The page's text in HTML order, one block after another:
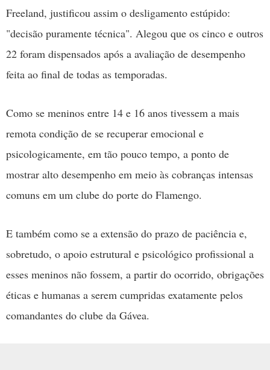
Freeland, justificou assim o desligamento estúpido:
"decisão puramente técnica". Alegou que os cinco e outros
22 foram dispensados após a avaliação de desempenho
feita ao final de todas as temporadas.
Como se meninos entre 14 e 16 anos tivessem a mais
remota condição de se recuperar emocional e
psicologicamente, em tão pouco tempo, a ponto de
mostrar alto desempenho em meio às cobranças intensas
comuns em um clube do porte do Flamengo.
E também como se a extensão do prazo de paciência e,
sobretudo, o apoio estrutural e psicológico profissional a
esses meninos não fossem, a partir do ocorrido, obrigações
éticas e humanas a serem cumpridas exatamente pelos
comandantes do clube da Gávea.